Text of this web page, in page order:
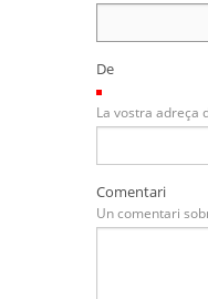
De
La vostra adreça
Comentari
Un comentari